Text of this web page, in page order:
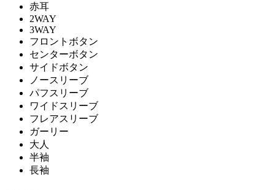
赤耳
2WAY
3WAY
フロントボタン
センターボタン
サイドボタン
ノースリーブ
パフスリーブ
ワイドスリーブ
フレアスリーブ
ガーリー
大人
半袖
長袖